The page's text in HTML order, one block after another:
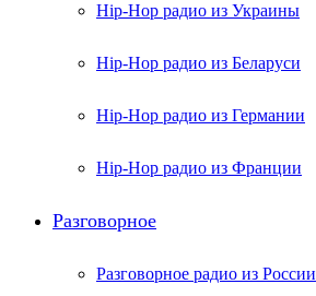
Hip-Hop радио из Украины
Hip-Hop радио из Беларуси
Hip-Hop радио из Германии
Hip-Hop радио из Франции
Разговорное
Разговорное радио из России